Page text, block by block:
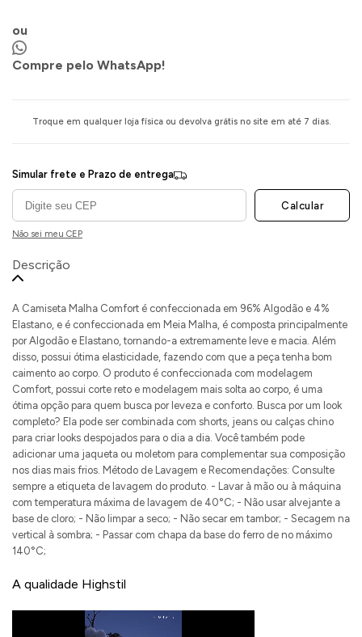
ou
Compre pelo WhatsApp!
Troque em qualquer loja física ou devolva grátis no site em até 7 dias.
Simular frete e Prazo de entrega
Calcular
Não sei meu CEP
Descrição
A Camiseta Malha Comfort é confeccionada em 96% Algodão e 4%
Elastano, e é confeccionada em Meia Malha, é composta principalmente
por Algodão e Elastano, tornando-a extremamente leve e macia. Além
disso, possui ótima elasticidade, fazendo com que a peça tenha bom
caimento ao corpo. O produto é confeccionada com modelagem
Comfort, possui corte reto e modelagem mais solta ao corpo, é uma
ótima opção para quem busca por leveza e conforto. Busca por um look
completo? Ela pode ser combinada com shorts, jeans ou calças chino
para criar looks despojados para o dia a dia. Você também pode
adicionar uma jaqueta ou moletom para complementar sua composição
nos dias mais frios. Método de Lavagem e Recomendações: Consulte
sempre a etiqueta de lavagem do produto. - Lavar à mão ou à máquina
com temperatura máxima de lavagem de 40°C; - Não usar alvejante a
base de cloro; - Não limpar a seco; - Não secar em tambor; - Secagem na
vertical à sombra; - Passar com chapa da base do ferro de no máximo
140°C;
A qualidade Highstil